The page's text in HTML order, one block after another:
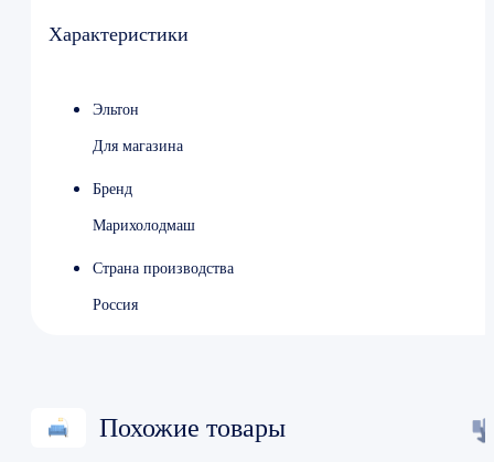
Вес (без упаковки) 105 кг
Страна-производитель Россия
Характеристики
Эльтон
Для магазина
Бренд
Марихолодмаш
Страна производства
Россия
Похожие товары